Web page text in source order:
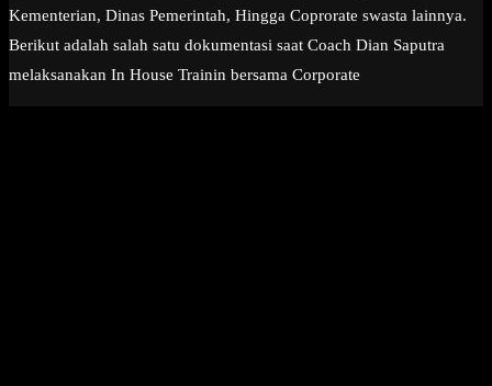
Kementerian, Dinas Pemerintah, Hingga Coprorate swasta lainnya.
Berikut adalah salah satu dokumentasi saat Coach Dian Saputra
melaksanakan In House Trainin bersama Corporate